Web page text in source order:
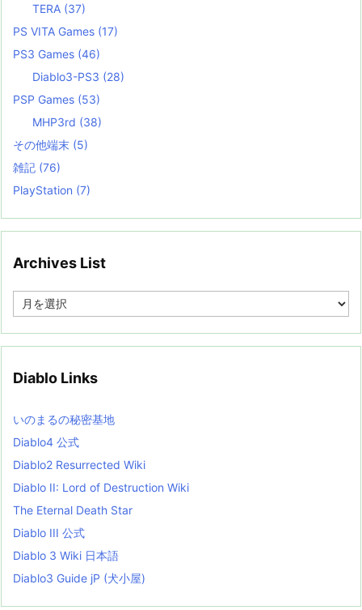
TERA (37)
PS VITA Games (17)
PS3 Games (46)
Diablo3-PS3 (28)
PSP Games (53)
MHP3rd (38)
その他端末 (5)
雑記 (76)
PlayStation (7)
Archives List
e
i
s
t
Diablo Links
いのまるの秘密基地
Diablo4 公式
Diablo2 Resurrected Wiki
Diablo II: Lord of Destruction Wiki
The Eternal Death Star
Diablo III 公式
Diablo 3 Wiki 日本語
Diablo3 Guide jP (犬小屋)